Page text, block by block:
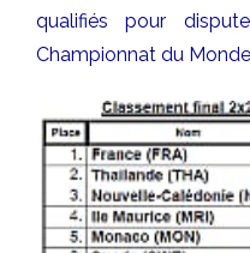
qualifiés pour
Championnat du